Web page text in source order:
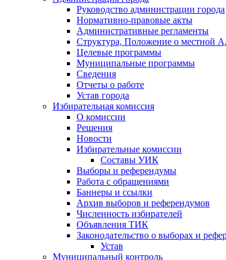
Руководство администрации города
Нормативно-правовые акты
Административные регламенты
Структура, Положение о местной
Целевые программы
Муниципальные программы
Сведения
Отчеты о работе
Устав города
Избирательная комиссия
О комиссии
Решения
Новости
Избирательные комиссии
Составы УИК
Выборы и референдумы
Работа с обращениями
Баннеры и ссылки
Архив выборов и референдумов
Численность избирателей
Объявления ТИК
Законодательство о выборах и
Устав
Муниципальный контроль